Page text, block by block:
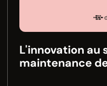
L'innovation au
maintenance